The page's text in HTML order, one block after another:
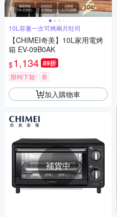
10L容量一次可烤兩片吐司
【CHIMEI奇美】10L家用電烤
箱 EV-09B0AK
$1,134 89折
限時下殺 券
加入購物車
補貨中